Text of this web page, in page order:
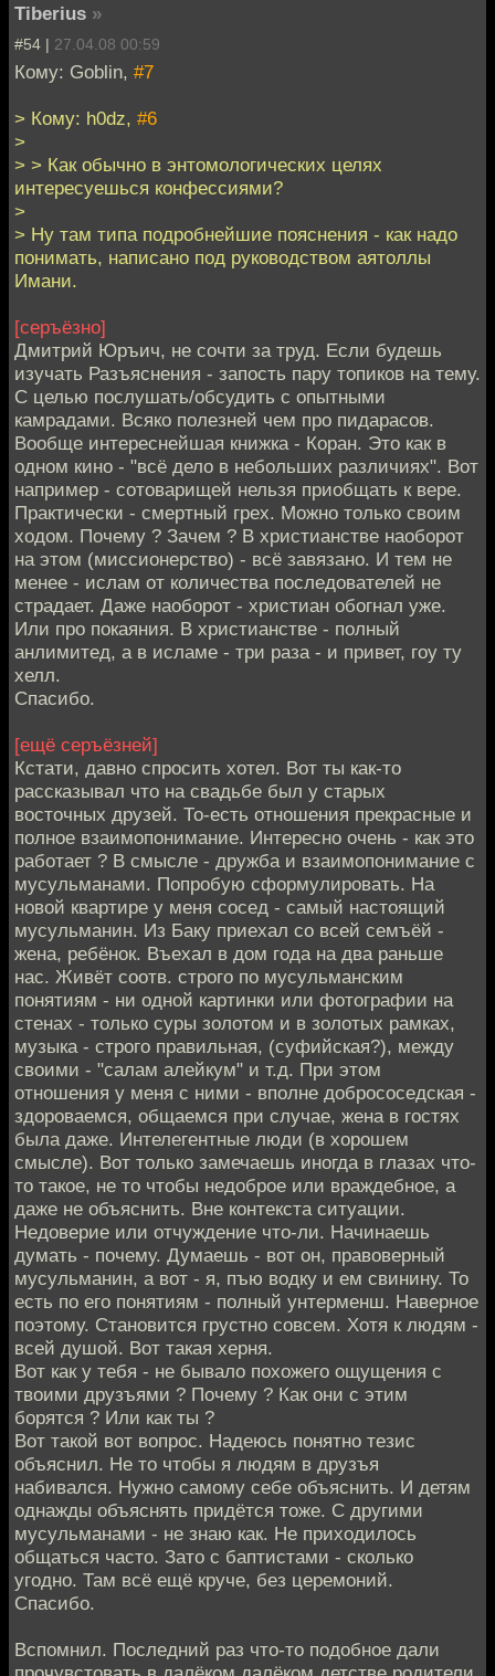
Tiberius »
#54 | 27.04.08 00:59
Кому: Goblin, #7
> Кому: h0dz, #6
>
> > Как обычно в энтомологических целях
интересуешься конфессиями?
>
> Ну там типа подробнейшие пояснения - как надо
понимать, написано под руководством аятоллы
Имани.
[серъёзно]
Дмитрий Юръич, не сочти за труд. Если будешь
изучать Разъяснения - запость пару топиков на тему.
С целью послушать/обсудить с опытными
камрадами. Всяко полезней чем про пидарасов.
Вообще интереснейшая книжка - Коран. Это как в
одном кино - "всё дело в небольших различиях". Вот
например - сотоварищей нельзя приобщать к вере.
Практически - смертный грех. Можно только своим
ходом. Почему ? Зачем ? В христианстве наоборот
на этом (миссионерство) - всё завязано. И тем не
менее - ислам от количества последователей не
страдает. Даже наоборот - христиан обогнал уже.
Или про покаяния. В христианстве - полный
анлимитед, а в исламе - три раза - и привет, гоу ту
хелл.
Спасибо.
[ещё серъёзней]
Кстати, давно спросить хотел. Вот ты как-то
рассказывал что на свадьбе был у старых
восточных друзей. То-есть отношения прекрасные и
полное взаимопонимание. Интересно очень - как это
работает ? В смысле - дружба и взаимопонимание с
мусульманами. Попробую сформулировать. На
новой квартире у меня сосед - самый настоящий
мусульманин. Из Баку приехал со всей семъёй -
жена, ребёнок. Въехал в дом года на два раньше
нас. Живёт соотв. строго по мусульманским
понятиям - ни одной картинки или фотографии на
стенах - только суры золотом и в золотых рамках,
музыка - строго правильная, (суфийская?), между
своими - "салам алейкум" и т.д. При этом
отношения у меня с ними - вполне добрососедская -
здороваемся, общаемся при случае, жена в гостях
была даже. Интелегентные люди (в хорошем
смысле). Вот только замечаешь иногда в глазах что-
то такое, не то чтобы недоброе или враждебное, а
даже не объяснить. Вне контекста ситуации.
Недоверие или отчуждение что-ли. Начинаешь
думать - почему. Думаешь - вот он, правоверный
мусульманин, а вот - я, пъю водку и ем свинину. То
есть по его понятиям - полный унтерменш. Наверное
поэтому. Становится грустно совсем. Хотя к людям -
всей душой. Вот такая херня.
Вот как у тебя - не бывало похожего ощущения с
твоими друзъями ? Почему ? Как они с этим
борятся ? Или как ты ?
Вот такой вот вопрос. Надеюсь понятно тезис
объяснил. Не то чтобы я людям в друзъя
набивался. Нужно самому себе объяснить. И детям
однажды объяснять придётся тоже. С другими
мусульманами - не знаю как. Не приходилось
общаться часто. Зато с баптистами - сколько
угодно. Там всё ещё круче, без церемоний.
Спасибо.
Вспомнил. Последний раз что-то подобное дали